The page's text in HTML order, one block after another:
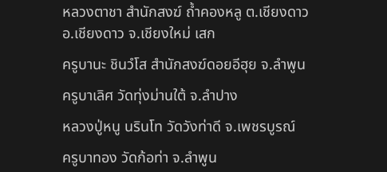
หลวงตาชา สำนักสงฆ์ ถ้ำคองหลู ต.เชียงดาว
อ.เชียงดาว จ.เชียงใหม่ เสก
ครูบานะ ชินวํโส สำนักสงฆ์ดอยอีฮุย จ.ลำพูน
ครูบาเลิศ วัดทุ่งม่านใต้ จ.ลำปาง
หลวงปู่หนู นรินโท วัดวังท่าดี จ.เพชรบูรณ์
ครูบาทอง วัดก้อท่า จ.ลำพูน